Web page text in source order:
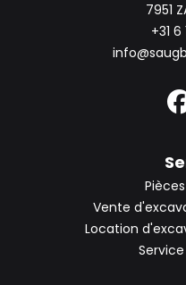
7951
+31
Vente
Location